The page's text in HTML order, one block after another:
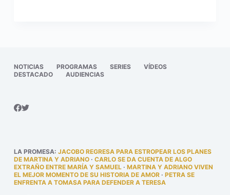
NOTICIAS PROGRAMAS SERIES
VÍDEOS
DESTACADO
AUDIENCIAS
LA PROMESA: JACOBO REGRESA PARA ESTROPEAR LOS PLANES
DE MARTINA Y ADRIANO· CARLO SE DA CUENTA DE ALGO
EXTRAÑO ENTRE MARÍA Y SAMUEL· MARTINA Y ADRIANO VIVEN
EL MEJOR MOMENTO DE SU HISTORIA DE AMOR· PETRA SE
ENFRENTA A TOMASA PARA DEFENDER A TERESA